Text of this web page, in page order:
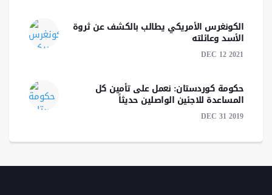
الكونغرس الأمريكي يطالب بالكشف عن ثروة
الأسد وعائلته
DEC 12 2021
حكومة كوردستان: نعمل على تأمين كل
المساعدة للاجئين الواصلين حديثاً
DEC 31 2019